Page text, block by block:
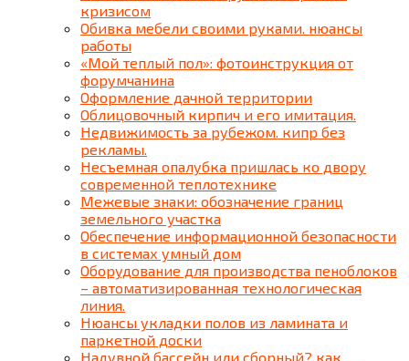
кризисом
Обивка мебели своими руками. нюансы
работы
«Мой теплый пол»: фотоинструкция от
форумчанина
Оформление дачной территории
Облицовочный кирпич и его имитация.
Недвижимость за рубежом. кипр без
рекламы.
Несъемная опалубка пришлась ко двору
современной теплотехнике
Межевые знаки: обозначение границ
земельного участка
Обеспечение информационной безопасности
в системах умный дом
Оборудование для производства пеноблоков
– автоматизированная технологическая
линия.
Нюансы укладки полов из ламината и
паркетной доски
Надувной бассейн или сборный? как